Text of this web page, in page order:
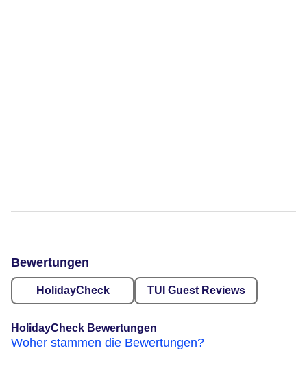
Bewertungen
HolidayCheck TUI Guest Reviews
HolidayCheck Bewertungen
Woher stammen die Bewertungen?